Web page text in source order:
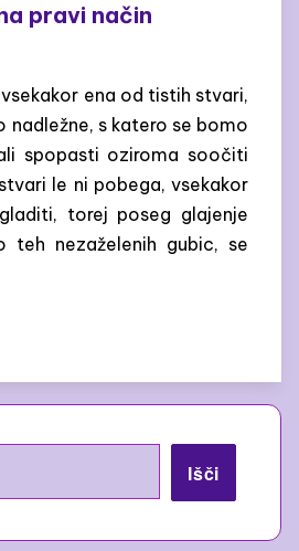
pravi način
ena od tistih stvari,
nadležne, s katero se bomo
spopasti oziroma soočiti
le ni pobega, vsekakor
torej poseg glajenje
teh nezaželenih gubic, se